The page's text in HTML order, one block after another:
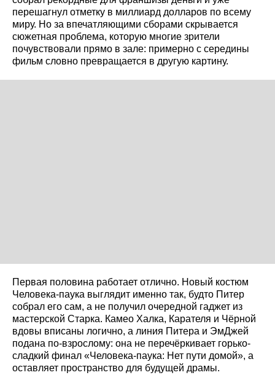
перешагнул отметку в миллиард долларов по всему
миру. Но за впечатляющими сборами скрывается
сюжетная проблема, которую многие зрители
почувствовали прямо в зале: примерно с середины
фильм словно превращается в другую картину.
Первая половина работает отлично. Новый костюм
Человека-паука выглядит именно так, будто Питер
собрал его сам, а не получил очередной гаджет из
мастерской Старка. Камео Халка, Карателя и Чёрной
вдовы вписаны логично, а линия Питера и ЭмДжей
подана по-взрослому: она не перечёркивает горько-
сладкий финал «Человека-паука: Нет пути домой», а
оставляет пространство для будущей драмы.